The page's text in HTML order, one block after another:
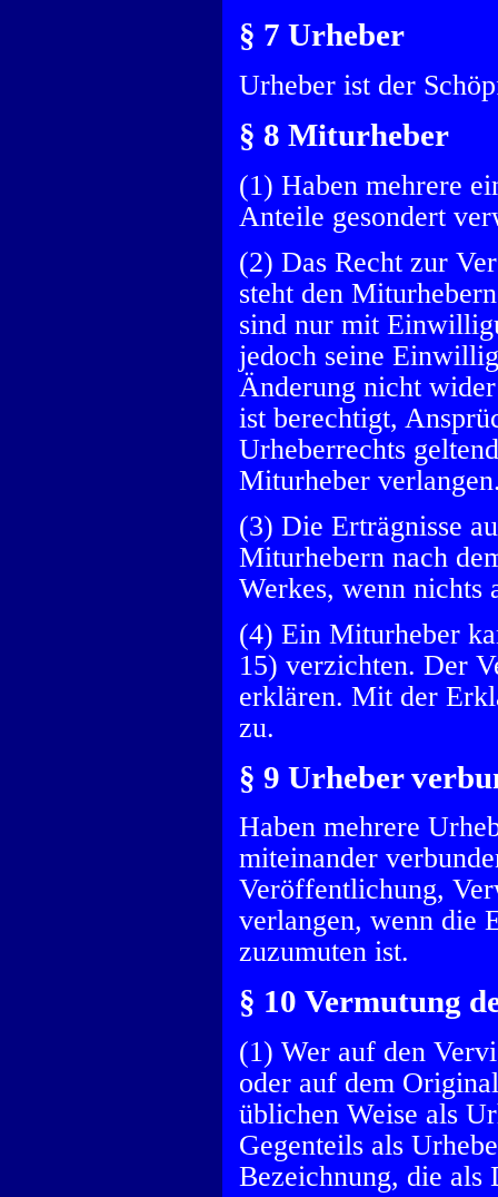
§ 7 Urheber
Urheber ist der
§ 8 Miturheber
(1) Haben mehrere
Anteile gesondert
(2) Das Recht zur
steht den
sind nur mit
jedoch seine
Änderung nicht
ist berechtigt,
Urheberrechts
Miturheber
(3) Die Erträgnisse
Miturhebern nach
Werkes, wenn nichts
(4) Ein Miturheber
15) verzichten. Der
erklären. Mit der
zu.
§ 9 Urheber
Haben mehrere
miteinander
Veröffentlichung,
verlangen, wenn die
zuzumuten ist.
§ 10 Vermutung
(1) Wer auf den
oder auf dem
üblichen Weise als
Gegenteils als
Bezeichnung, die als